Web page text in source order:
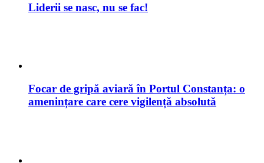
Liderii se nasc, nu se fac!
Focar de gripă aviară în Portul Constanța: o
amenințare care cere vigilență absolută